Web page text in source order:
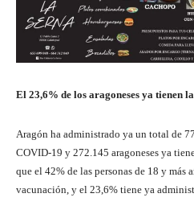
El 23,6% de los aragoneses ya tienen
Aragón ha administrado ya un total de
COVID-19 y 272.145 aragoneses ya
que el 42% de las personas de 18 y más
vacunación, y el 23,6% tiene ya